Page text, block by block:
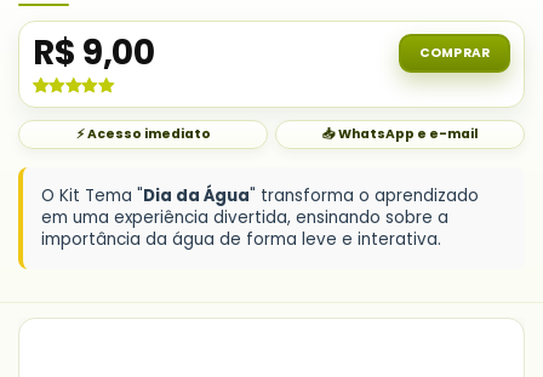
R$ 9,00 COMPRAR
Avaliado
como5.00
de 5, com
1
de cliente
⚡ Acesso imediato 📥 WhatsApp e e-mail
O Kit Tema "Dia da Água" transforma o aprendizado
em uma experiência divertida, ensinando sobre a
importância da água de forma leve e interativa.